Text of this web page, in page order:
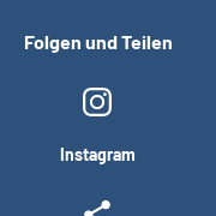
Folgen und Teilen
Instagram